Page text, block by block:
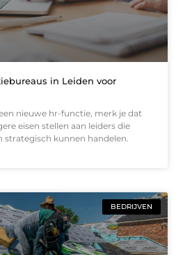
in Leiden voor
nieuwe hr-functie, merk je dat
eisen stellen aan leiders die
strategisch kunnen handelen.
BEDRIJVEN